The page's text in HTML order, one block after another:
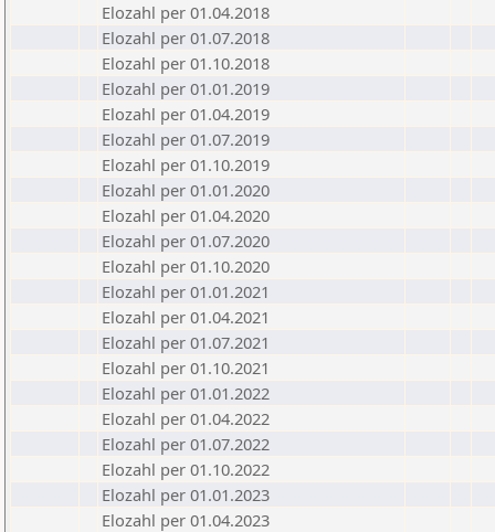
Elozahl per 01.04.2018
Elozahl per 01.07.2018
Elozahl per 01.10.2018
Elozahl per 01.01.2019
Elozahl per 01.04.2019
Elozahl per 01.07.2019
Elozahl per 01.10.2019
Elozahl per 01.01.2020
Elozahl per 01.04.2020
Elozahl per 01.07.2020
Elozahl per 01.10.2020
Elozahl per 01.01.2021
Elozahl per 01.04.2021
Elozahl per 01.07.2021
Elozahl per 01.10.2021
Elozahl per 01.01.2022
Elozahl per 01.04.2022
Elozahl per 01.07.2022
Elozahl per 01.10.2022
Elozahl per 01.01.2023
Elozahl per 01.04.2023